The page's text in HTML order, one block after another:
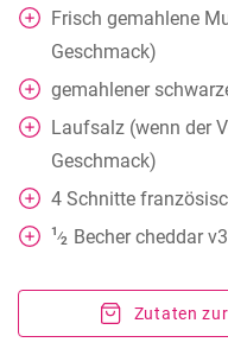
Frisch gemahlene
Geschmack)
gemahlener
Laufsalz (wenn der
Geschmack)
4 Schnitte
1⁄2 Becher cheddar v3
Zutaten